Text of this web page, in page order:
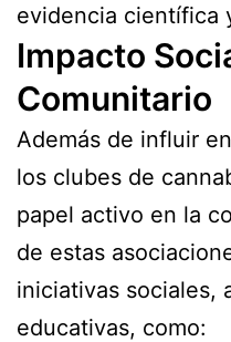
evidencia científica
Impacto
Comunitario
Además de influir
los clubes de
papel activo en la
de estas
iniciativas sociales,
educativas, como: